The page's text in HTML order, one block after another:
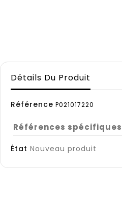
Détails Du Produit
Référence P021017220
Références spécifiques
État Nouveau produit